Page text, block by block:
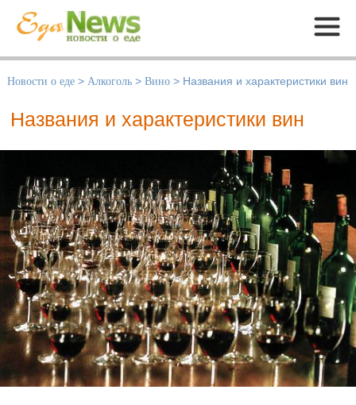
Меню
Новости о еде > Алкоголь > Вино > Названия и характеристики вин
Названия и характеристики вин